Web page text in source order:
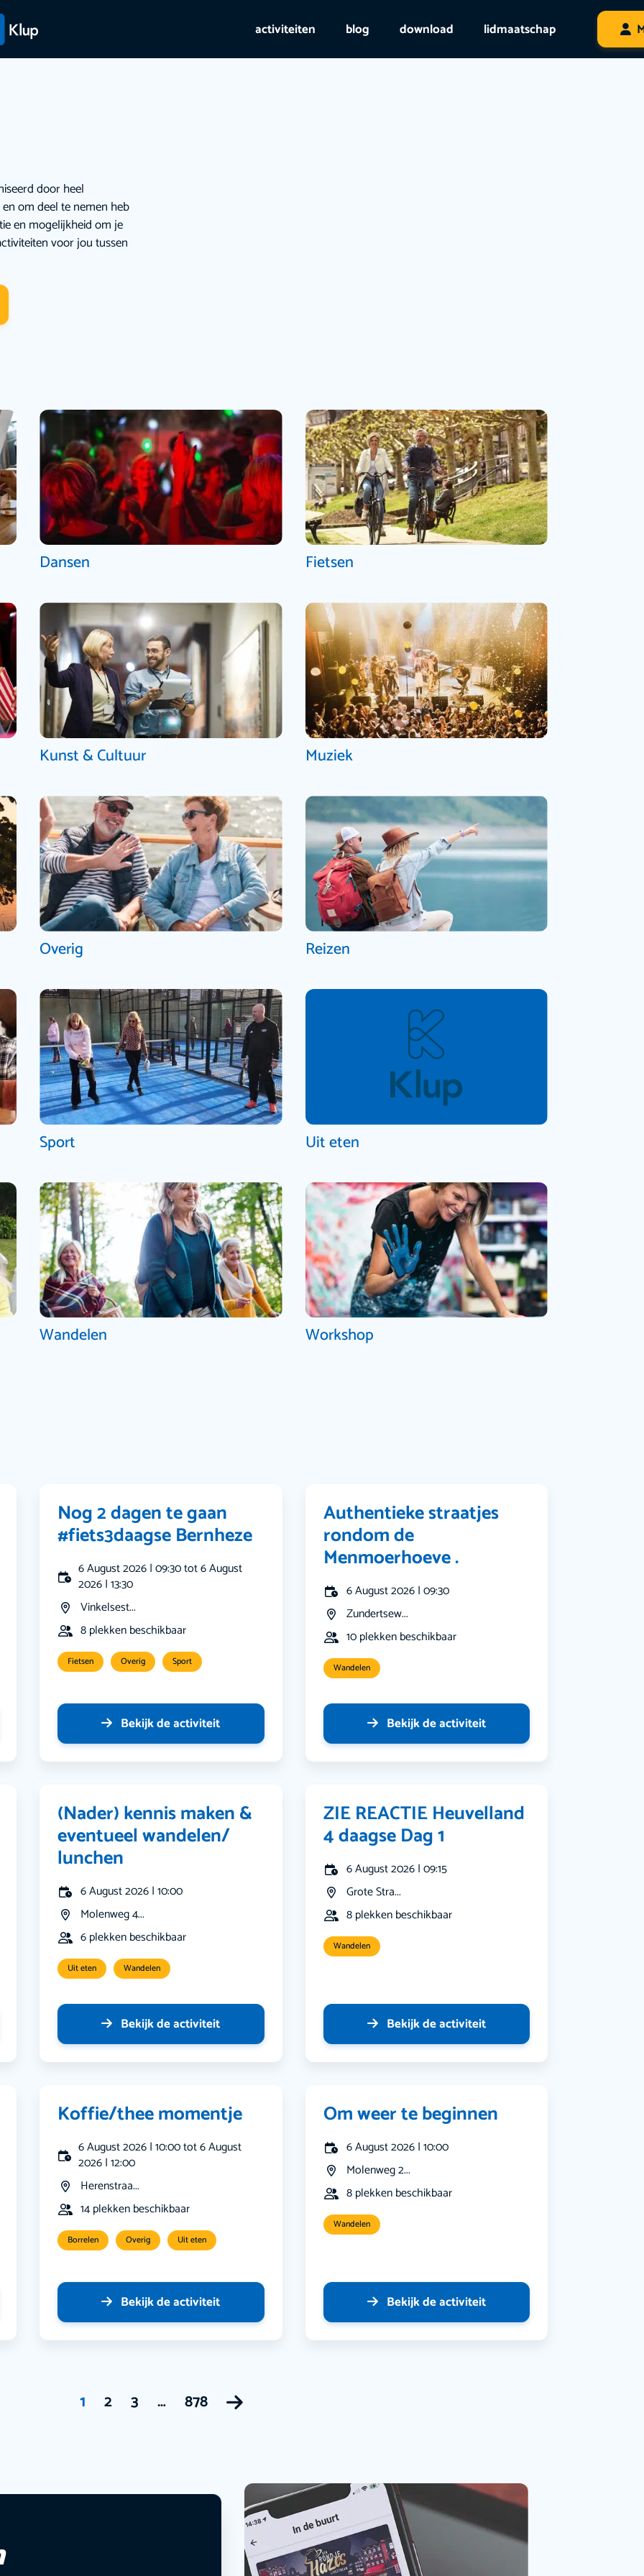
activiteiten blog download lidmaatschap
door heel
om deel te nemen heb
en mogelijkheid om je
voor jou tussen
Dansen Fietsen
Kunst & Cultuur Muziek
Overig Reizen
Sport Uit eten
Wandelen Workshop
Nog 2 dagen te gaan
#fiets3daagse Bernheze
6 August 2026 | 09:30 tot 6 August
2026 | 13:30
Vinkelsest...
8 plekken beschikbaar
Fietsen Overig Sport
Bekijk de activiteit
Authentieke straatjes
rondom de
Menmoerhoeve .
6 August 2026 | 09:30
Zundertsew...
10 plekken beschikbaar
Wandelen
Bekijk de activiteit
(Nader) kennis maken &
eventueel wandelen/
lunchen
6 August 2026 | 10:00
Molenweg 4...
6 plekken beschikbaar
Uit eten Wandelen
Bekijk de activiteit
ZIE REACTIE Heuvelland
4 daagse Dag 1
6 August 2026 | 09:15
Grote Stra...
8 plekken beschikbaar
Wandelen
Bekijk de activiteit
Koffie/thee momentje
6 August 2026 | 10:00 tot 6 August
2026 | 12:00
Herenstraa...
14 plekken beschikbaar
Borrelen Overig Uit eten
Bekijk de activiteit
Om weer te beginnen
6 August 2026 | 10:00
Molenweg 2...
8 plekken beschikbaar
Wandelen
Bekijk de activiteit
1 2 3 … 878